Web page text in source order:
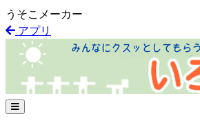
うそこメーカー
アプリ